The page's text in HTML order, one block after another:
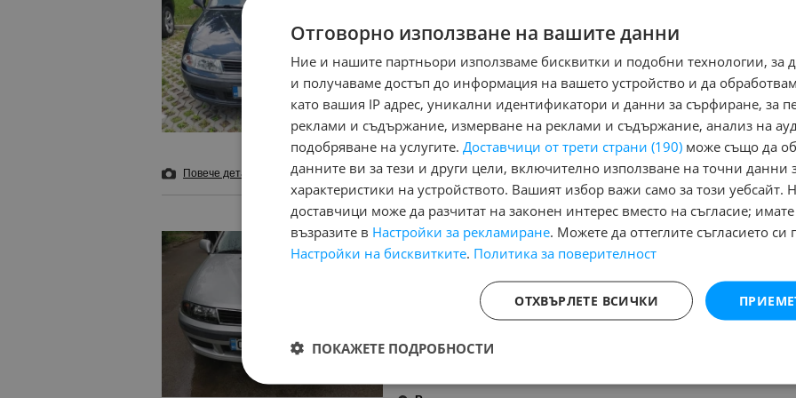
август 2000 г. 197 000 км Черен Бензинов
Ръчна
Обслужен, нови летни и зимни гуми, нов акумулатор,
ръжди, защитен под
Особености - 4(5) Врати, USB, audio\video, IN\AUX изводи,
възглавници - Предни, Въздушни възглавници - Странични, Ел.
Напълно обслужен, Подгряване на предното стъкло,
книжка, Халогенни фарове, Централно заключване
Регион:
обл. Варна, гр. Варна
Повече детайли и 9 снимки Добави в бележника
Mitsubishi Carisma
декември 2004 г. 160 000 км Сив Дизелов
Особености - 4(5) Врати, Антиблокираща система, Въздушни
възглавници - Предни, Ел. Стъкла, Климатик, Кожен салон,
Отговорно използване на вашите данни
Ние и нашите партньори използваме бисквитки и подобни технологии, за
и получаваме достъп до информация на вашето устройство и да
като вашия IP адрес, уникални идентификатори и данни за сърфиране, за
реклами и съдържание, измерване на реклами и съдържание, анализ на
подобряване на услугите. Доставчици от трети страни (190) може също да
данните ви за тези и други цели, включително използване на точни данни
характеристики на устройството. Вашият избор важи само за този уебсайт.
доставчици може да разчитат на законен интерес вместо на съгласие;
възразите в Настройки за рекламиране. Можете да оттеглите съгласието си
Настройки на бисквитките. Политика за поверителност
ОТХВЪРЛЕТЕ ВСИЧКИ
ПОКАЖЕТЕ ПОДРОБНОСТИ